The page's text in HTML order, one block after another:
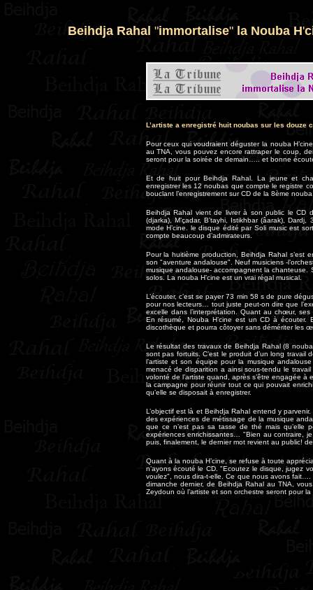
Beihdja Rahal "immortalise"la Nouba H'
L’artiste a enregistré huit noubas sur les douze
Pour ceux qui voudraient déguster la nouba
au TNA, vous pouvez encore rattraper le coup,
seront pour la soirée de demain….. et bonne
Et de huit pour Beihdja Rahal. La jeune et
enregistrer les 12 noubas que compte le registre
bouclant l’enregistrement sur CD de la 8ème
Beihdja Rahal vient de livrer à son public le CD
(djarka), M’çadar, B’tayhi, Istikhbar (âarak),
mode H’cine. le disque édité par Soli music est
compte beaucoup d’admirateurs.
Pour la huitième production, Beihdja Rahal s’est
son "aventure andalouse". Neuf musiciens -
musique andalouse- accompagnent la
solos. La nouba H’cine est un vrai régal musical.
L’écouter, c’est se payer 73 min 58 s de pure
pour nos lecteurs… tout juste peut-on dire que
excelle dans l’interprétation. Quant au chœur,
En résumé, Nouba H’cine est un CD à
discothèque et pourra côtoyer sans démériter les
Le résultat des travaux de Beihdja Rahal (8
sont pas fortuits. C’est le produit d’un long travail
l’artiste et son équipe pour la musique
menacé de disparition a ainsi sous-tendu le
volonté de l’artiste quand, après s’être engagée
la campagne pour réunir tout ce qui pouvait
qu’elle se disposait à enregistrer.
L’objectif est là et Beihdja Rahal entend y
des expériences de métissage de la musique
que ce n’est pas sa tasse de thé mais qu’elle
expériences enrichissantes… "Bien au contraire,
puis, finalement, le dernier mot revient au public!
Quant à la nouba H’cine, se refuse à toute
n’ayons écouté le CD. "Ecoutez le disque, jugez
voulez", nous dira-t-elle. Ce que nous avons
dimanche dernier, de Beihdja Rahal au TNA,
Zeydoun où l’artiste et son orchestre seront pour